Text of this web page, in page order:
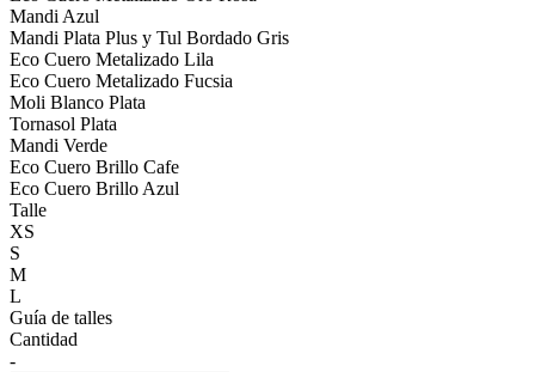
Mandi Azul
Mandi Plata Plus y Tul Bordado Gris
Eco Cuero Metalizado Lila
Eco Cuero Metalizado Fucsia
Moli Blanco Plata
Tornasol Plata
Mandi Verde
Eco Cuero Brillo Cafe
Eco Cuero Brillo Azul
Talle
XS
S
M
L
Guía de talles
Cantidad
-